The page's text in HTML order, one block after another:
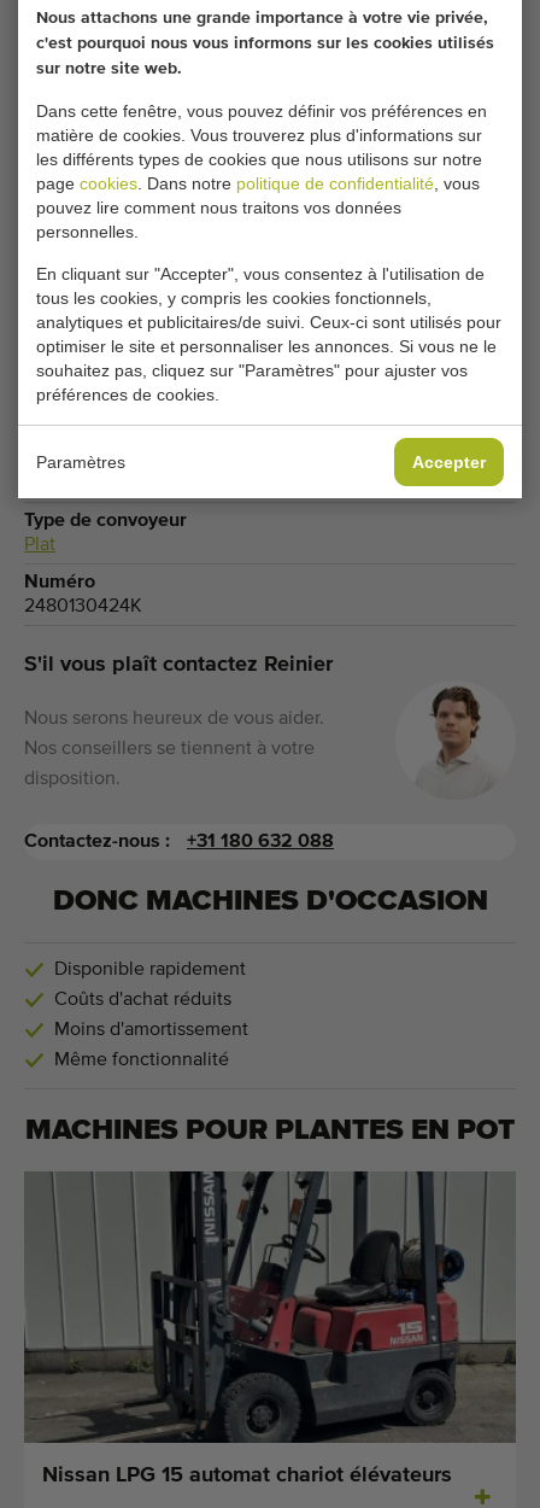
Nous attachons une grande importance à votre vie privée,
c'est pourquoi nous vous informons sur les cookies utilisés
sur notre site web.
Dans cette fenêtre, vous pouvez définir vos préférences en
matière de cookies. Vous trouverez plus d'informations sur
les différents types de cookies que nous utilisons sur notre
page cookies . Dans notre politique de confidentialité , vous
pouvez lire comment nous traitons vos données
personnelles.
En cliquant sur "Accepter", vous consentez à l'utilisation de
tous les cookies, y compris les cookies fonctionnels,
analytiques et publicitaires/de suivi. Ceux-ci sont utilisés pour
optimiser le site et personnaliser les annonces. Si vous ne le
souhaitez pas, cliquez sur "Paramètres" pour ajuster vos
préférences de cookies.
Paramètres Accepter
partie. Modifiez vos paramètres de cookies pour
accéder à cette partie.
MODIFIER LES PARAMÈTRES DES COOKIES
Type
Convoyeurs des plantes
Marque
Hawe
Produits
Type de convoyeur
Plat
Numéro
2480130424K
S'il vous plaît contactez Reinier
Nous serons heureux de vous aider.
Nos conseillers se tiennent à votre
disposition.
Contactez-nous : +31 180 632 088
DONC MACHINES D'OCCASION
Disponible rapidement
Coûts d'achat réduits
Moins d'amortissement
Même fonctionnalité
MACHINES POUR PLANTES EN POT
Nissan LPG 15 automat chariot élévateurs